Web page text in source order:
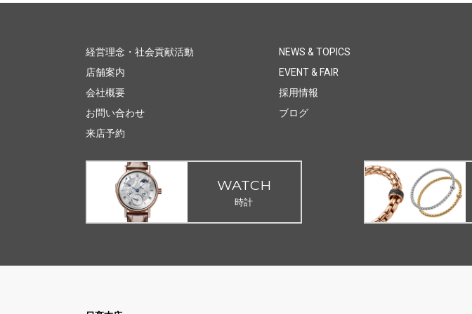
経営理念・社会貢献活動
店舗案内
会社概要
お問い合わせ
来店予約
NEWS & TOPICS
EVENT & FAIR
採用情報
ブログ
WATCH
時計